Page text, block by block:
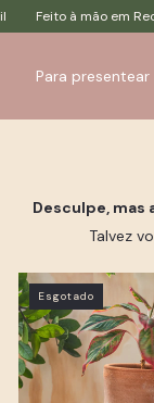
Feito à mão em Recife
Para presentear
Desculpe, mas
Talvez
Esgotado